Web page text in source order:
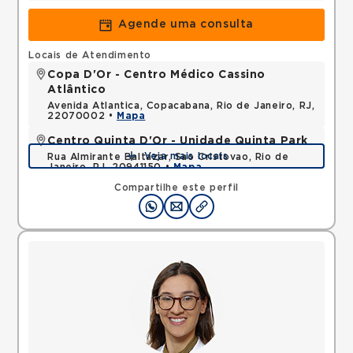
Agende uma consulta
Compartilhe este perfil
Locais de Atendimento
Copa D'Or - Centro Médico Cassino
Atlântico
Avenida Atlantica, Copacabana, Rio de Janeiro, RJ,
22070002 •
Mapa
Centro Quinta D'Or - Unidade Quinta Park
Rua Almirante Baltazar, Sao Cristovao, Rio de
Janeiro, RJ, 20941150 •Mapa
Veja mais locais